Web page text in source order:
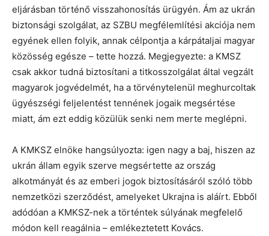
eljárásban történő visszahonosítás ürügyén. Ám az ukrán
biztonsági szolgálat, az SZBU megfélemlítési akciója nem
egyének ellen folyik, annak célpontja a kárpátaljai magyar
közösség egésze – tette hozzá. Megjegyezte: a KMSZ
csak akkor tudná biztosítani a titkosszolgálat által vegzált
magyarok jogvédelmét, ha a törvénytelenül meghurcoltak
ügyészségi feljelentést tennének jogaik megsértése
miatt, ám ezt eddig közülük senki nem merte meglépni.
A KMKSZ elnöke hangsúlyozta: igen nagy a baj, hiszen az
ukrán állam egyik szerve megsértette az ország
alkotmányát és az emberi jogok biztosításáról szóló több
nemzetközi szerződést, amelyeket Ukrajna is aláírt. Ebből
adódóan a KMKSZ-nek a történtek súlyának megfelelő
módon kell reagálnia – emlékeztetett Kovács.